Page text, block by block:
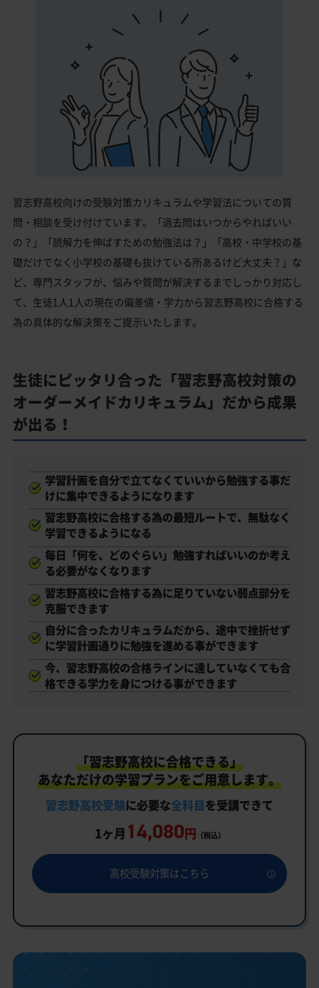
習志野高校向けの受験対策カリキュラムや学習法についての質
問・相談を受け付けています。「過去問はいつからやればいい
の？」「読解力を伸ばすための勉強法は？」「高校・中学校の基
礎だけでなく小学校の基礎も抜けている所あるけど大丈夫？」な
ど、専門スタッフが、悩みや質問が解決するまでしっかり対応し
て、生徒1人1人の現在の偏差値・学力から習志野高校に合格する
為の具体的な解決策をご提示いたします。
生徒にピッタリ合った「習志野高校対策の
オーダーメイドカリキュラム」だから成果
が出る！
学習計画を自分で立てなくていいから勉強する事だ
けに集中できるようになります
習志野高校に合格する為の最短ルートで、無駄なく
学習できるようになる
毎日「何を、どのぐらい」勉強すればいいのか考え
る必要がなくなります
習志野高校に合格する為に足りていない弱点部分を
克服できます
自分に合ったカリキュラムだから、途中で挫折せず
に学習計画通りに勉強を進める事ができます
今、習志野高校の合格ラインに達していなくても合
格できる学力を身につける事ができます
「習志野高校に合格できる」
あなただけの学習プランをご用意します。
習志野高校受験に必要な全科目を受講できて
1ヶ月 14,080円 （税込）
高校受験対策はこちら